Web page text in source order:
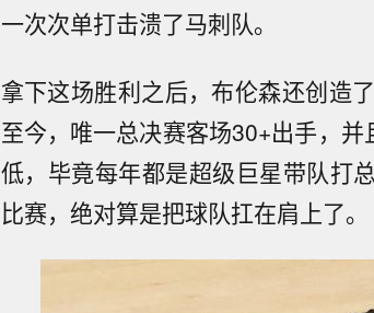
一次次单打击溃了马刺队。
拿下这场胜利之后，布伦森还创造
至今，唯一总决赛客场30+出手，
低，毕竟每年都是超级巨星带队打
比赛，绝对算是把球队扛在肩上了。